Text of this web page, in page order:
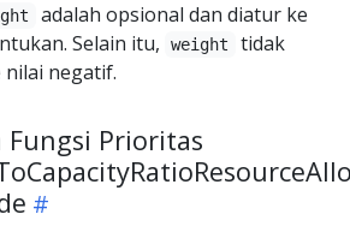
adalah opsional dan diatur ke
Selain itu,
weight
tidak
negatif.
Fungsi Prioritas